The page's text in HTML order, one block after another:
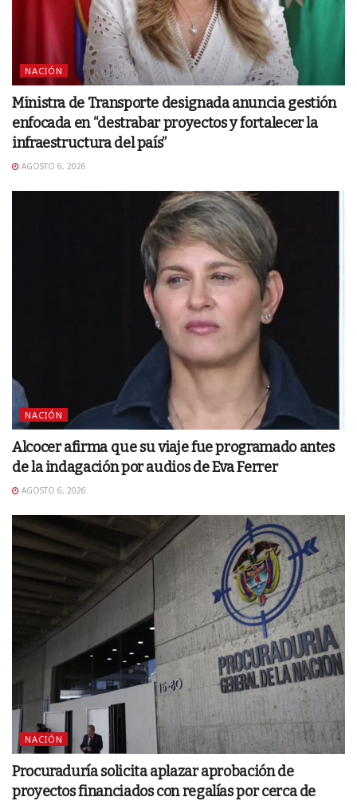
NACIÓN
Ministra de Transporte designada anuncia gestión
enfocada en “destrabar proyectos y fortalecer la
infraestructura del país”
AGOSTO 6, 2026
NACIÓN
Alcocer afirma que su viaje fue programado antes
de la indagación por audios de Eva Ferrer
AGOSTO 6, 2026
NACIÓN
Procuraduría solicita aplazar aprobación de
proyectos financiados con regalías por cerca de